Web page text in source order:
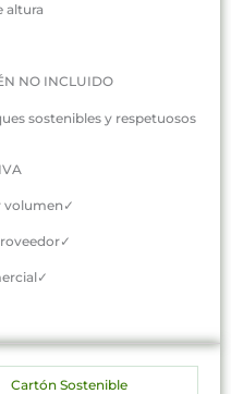
altura
NO INCLUIDO
sostenibles y respetuosos
volumen✓
Cartón Sostenible